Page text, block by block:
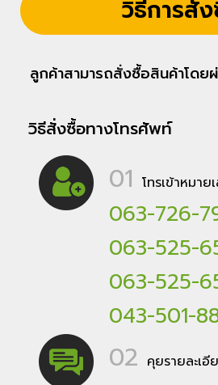
วิธีการสั่
ลูกค้าสามารถสั่งซื้อสินค้าโด
วิธีสั่งซื้อทางโทรศัพท์
01 โทรเข้าหมาย
063-726-
063-525-
063-525-
043-501-
02 คุยรายละเ